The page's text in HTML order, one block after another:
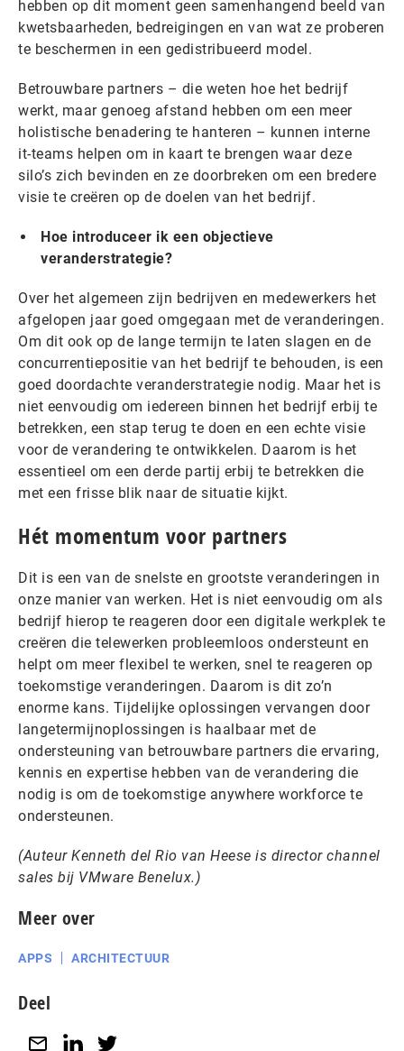
hebben op dit moment geen samenhangend beeld van
kwetsbaarheden, bedreigingen en van wat ze proberen
te beschermen in een gedistribueerd model.
Betrouwbare partners – die weten hoe het bedrijf
werkt, maar genoeg afstand hebben om een meer
holistische benadering te hanteren – kunnen interne
it-teams helpen om in kaart te brengen waar deze
silo’s zich bevinden en ze doorbreken om een bredere
visie te creëren op de doelen van het bedrijf.
Hoe introduceer ik een objectieve
veranderstrategie?
Over het algemeen zijn bedrijven en medewerkers het
afgelopen jaar goed omgegaan met de veranderingen.
Om dit ook op de lange termijn te laten slagen en de
concurrentiepositie van het bedrijf te behouden, is een
goed doordachte veranderstrategie nodig. Maar het is
niet eenvoudig om iedereen binnen het bedrijf erbij te
betrekken, een stap terug te doen en een echte visie
voor de verandering te ontwikkelen. Daarom is het
essentieel om een derde partij erbij te betrekken die
met een frisse blik naar de situatie kijkt.
Hét momentum voor partners
Dit is een van de snelste en grootste veranderingen in
onze manier van werken. Het is niet eenvoudig om als
bedrijf hierop te reageren door een digitale werkplek te
creëren die telewerken probleemloos ondersteunt en
helpt om meer flexibel te werken, snel te reageren op
toekomstige veranderingen. Daarom is dit zo’n
enorme kans. Tijdelijke oplossingen vervangen door
langetermijnoplossingen is haalbaar met de
ondersteuning van betrouwbare partners die ervaring,
kennis en expertise hebben van de verandering die
nodig is om de toekomstige anywhere workforce te
ondersteunen.
(Auteur Kenneth del Rio van Heese is director channel
sales bij VMware Benelux.)
Meer over
APPS ARCHITECTUUR
Deel